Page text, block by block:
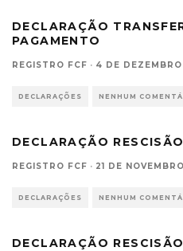
DECLARAÇÃO
PAGAMENTO
REGISTRO FCF · 4 DE
DECLARAÇÕES NENHUM
DECLARAÇÃO
REGISTRO FCF · 21 DE
DECLARAÇÕES NENHUM
DECLARAÇÃO